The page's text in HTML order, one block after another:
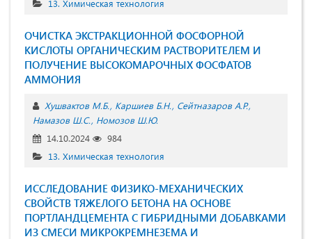
13. Химическая технология
ОЧИСТКА ЭКСТРАКЦИОННОЙ ФОСФОРНОЙ
КИСЛОТЫ ОРГАНИЧЕСКИМ РАСТВОРИТЕЛЕМ И
ПОЛУЧЕНИЕ ВЫСОКОМАРОЧНЫХ ФОСФАТОВ
АММОНИЯ
Xушвактов М.Б. Каршиев Б.Н. Сейтназаров А.Р.
Намазов Ш.С. Номозов Ш.Ю.
14.10.2024
984
13. Химическая технология
ИССЛЕДОВАНИЕ ФИЗИКО-МЕХАНИЧЕСКИХ
СВОЙСТВ ТЯЖЕЛОГО БЕТОНА НА ОСНОВЕ
ПОРТЛАНДЦЕМЕНТА С ГИБРИДНЫМИ ДОБАВКАМИ
ИЗ СМЕСИ МИКРОКРЕМНЕЗЕМА И